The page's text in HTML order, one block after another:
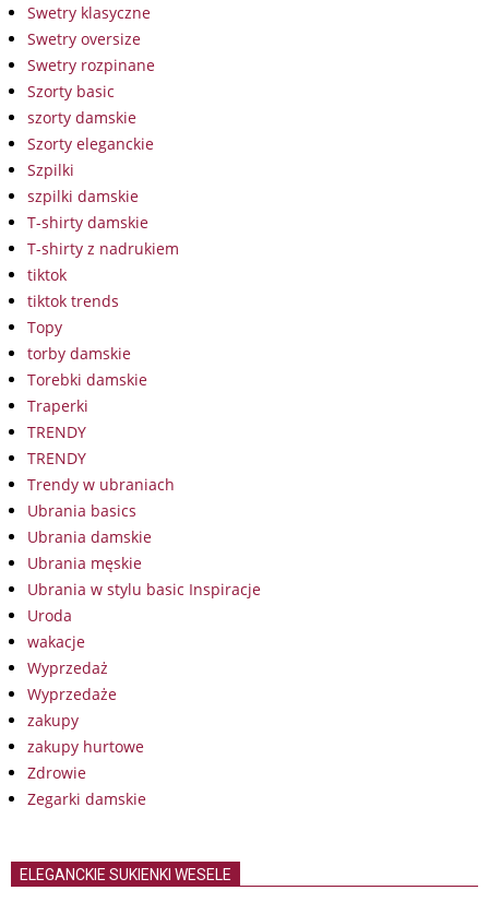
Swetry klasyczne
Swetry oversize
Swetry rozpinane
Szorty basic
szorty damskie
Szorty eleganckie
Szpilki
szpilki damskie
T-shirty damskie
T-shirty z nadrukiem
tiktok
tiktok trends
Topy
torby damskie
Torebki damskie
Traperki
TRENDY
TRENDY
Trendy w ubraniach
Ubrania basics
Ubrania damskie
Ubrania męskie
Ubrania w stylu basic Inspiracje
Uroda
wakacje
Wyprzedaż
Wyprzedaże
zakupy
zakupy hurtowe
Zdrowie
Zegarki damskie
ELEGANCKIE SUKIENKI WESELE